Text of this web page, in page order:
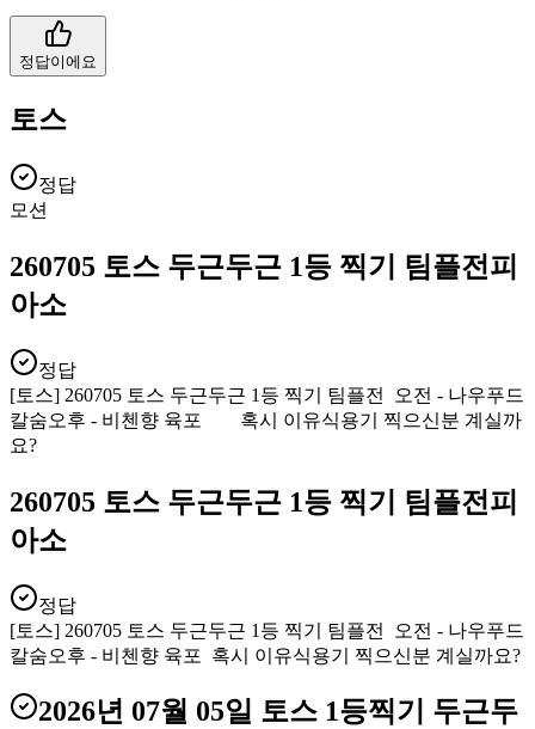
정답이에요
토스
정답
모션
260705 토스 두근두근 1등 찍기 팀플전피
아소
정답
[토스] 260705 토스 두근두근 1등 찍기 팀플전 오전 - 나우푸드
칼숨오후 - 비첸향 육포 혹시 이유식용기 찍으신분 계실까
요?
260705 토스 두근두근 1등 찍기 팀플전피
아소
정답
[토스] 260705 토스 두근두근 1등 찍기 팀플전 오전 - 나우푸드
칼숨오후 - 비첸향 육포 혹시 이유식용기 찍으신분 계실까요?
2026년 07월 05일 토스 1등찍기 두근두